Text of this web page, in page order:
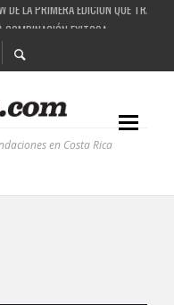
EXITOSA
TRANSFORMANDO LA CALIDAD DE
BBC RADIOPHONIC WORKSHOP
en Costa Rica